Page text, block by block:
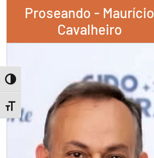
Toggle High Contrast
Toggle Font size
Proseando - Maurício
Cavalheiro